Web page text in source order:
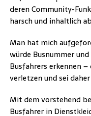
deren Community-
harsch und inhaltlich
Man hat mich
würde Busnummer
Busfahrers erkennen
verletzen und sei
Mit dem vorstehend
Busfahrer in